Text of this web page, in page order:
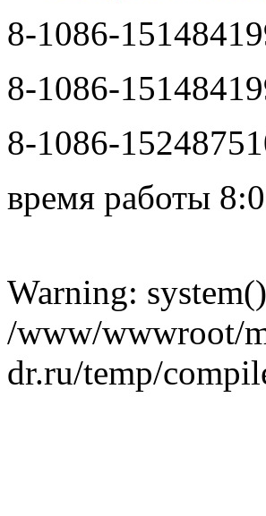
8-1086-
8-1086-
8-1086-
время работы
Warning:
/www/wwwroot/
dr.ru/temp/